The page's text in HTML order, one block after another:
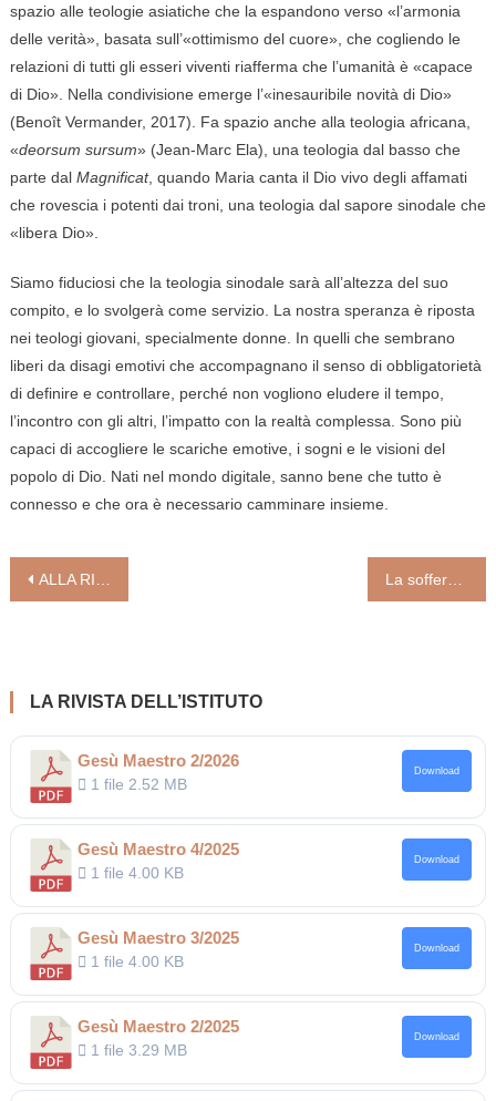
spazio alle teologie asiatiche che la espandono verso «l’armonia
delle verità», basata sull’«ottimismo del cuore», che cogliendo le
relazioni di tutti gli esseri viventi riafferma che l’umanità è «capace
di Dio». Nella condivisione emerge l’«inesauribile novità di Dio»
(Benoît Vermander, 2017). Fa spazio anche alla teologia africana,
«deorsum sursum» (Jean-Marc Ela), una teologia dal basso che
parte dal Magnificat, quando Maria canta il Dio vivo degli affamati
che rovescia i potenti dai troni, una teologia dal sapore sinodale che
«libera Dio».
Siamo fiduciosi che la teologia sinodale sarà all’altezza del suo
compito, e lo svolgerà come servizio. La nostra speranza è riposta
nei teologi giovani, specialmente donne. In quelli che sembrano
liberi da disagi emotivi che accompagnano il senso di obbligatorietà
di definire e controllare, perché non vogliono eludere il tempo,
l’incontro con gli altri, l’impatto con la realtà complessa. Sono più
capaci di accogliere le scariche emotive, i sogni e le visioni del
popolo di Dio. Nati nel mondo digitale, sanno bene che tutto è
connesso e che ora è necessario camminare insieme.
Navigazione
ALLA RICERCA DELLA DOMENICA PERDUTA: LA FEDE DEGLI ITALIANI, OGGI La sofferenza che plasma il prete (di Nico Dal Molin) 28 aprile 2023/ Nessun commento
LA RIVISTA DELL’ISTITUTO
Gesù Maestro 2/2026
1 file2.52 MB
Download
Gesù Maestro 4/2025
1 file4.00 KB
Download
Gesù Maestro 3/2025
1 file4.00 KB
Download
Gesù Maestro 2/2025
1 file3.29 MB
Download